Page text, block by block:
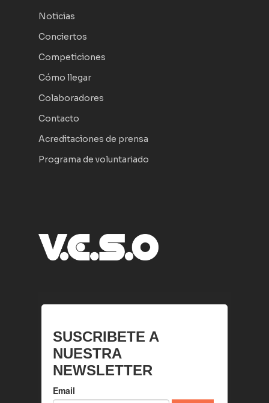
Noticias
Conciertos
Competiciones
Cómo llegar
Colaboradores
Contacto
Acreditaciones de prensa
Programa de voluntariado